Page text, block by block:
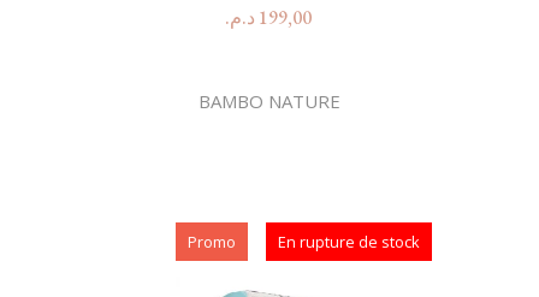
199,00 د.م.
BAMBO NATURE
Promo En rupture de stock